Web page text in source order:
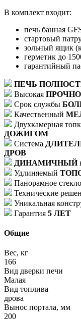
В комплект входит:
печь банная
стартовый
зольный ящик
герметик до
гарантийный
ПЕЧЬ
Высокая
Срок службы
Качественный
Двухкамерная
ДОЖИГОМ
Система
ДРОВ
ДИНАМИЧНЫЙ
Удлиняемый
Панорамное стекло
Технические
Уникальная
Гарантия 5 ЛЕТ
Общие
Вес, кг
166
Вид дверки печи
Малая
Вид топлива
дрова
Вынос портала, мм
200